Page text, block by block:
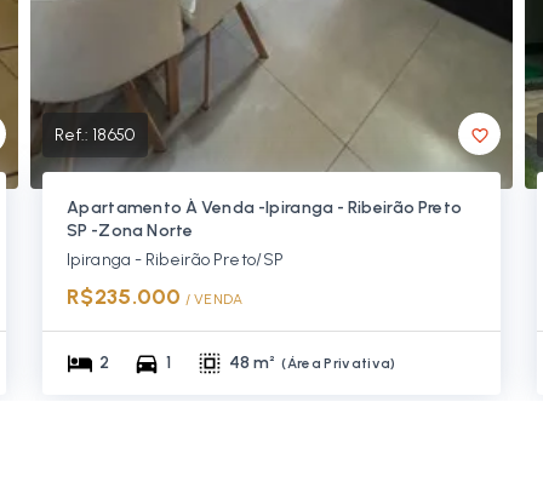
Ref.: 18650
Apartamento À Venda -Ipiranga - Ribeirão Preto
SP -Zona Norte
Ipiranga - Ribeirão Preto/SP
R$235.000 / VENDA
2 1 48 m² (Área Privativa)